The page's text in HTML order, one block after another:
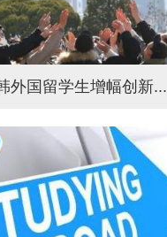
外国留学生增幅创新...